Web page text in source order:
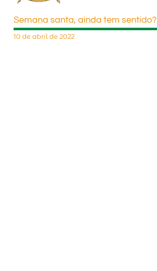
Semana santa, ainda tem sentido?
10 de abril de 2022